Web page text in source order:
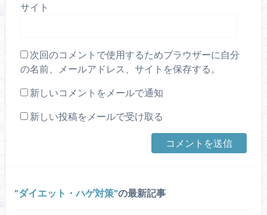
サイト
次回のコメントで使用するためブラウザーに自分
の名前、メールアドレス、サイトを保存する。
新しいコメントをメールで通知
新しい投稿をメールで受け取る
ダイエット・ハゲ対策 の最新記事